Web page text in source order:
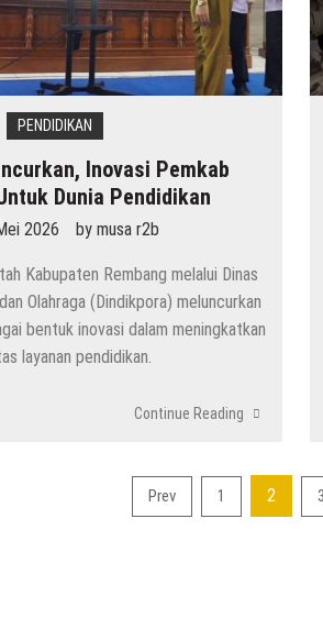
PENDIDIKAN
Inovasi Pemkab
Dunia Pendidikan
2026 by musa r2b
Kabupaten Rembang melalui Dinas
Olahraga (Dindikpora) meluncurkan
bentuk inovasi dalam meningkatkan
layanan pendidikan.
Continue Reading
Prev 1 2 3